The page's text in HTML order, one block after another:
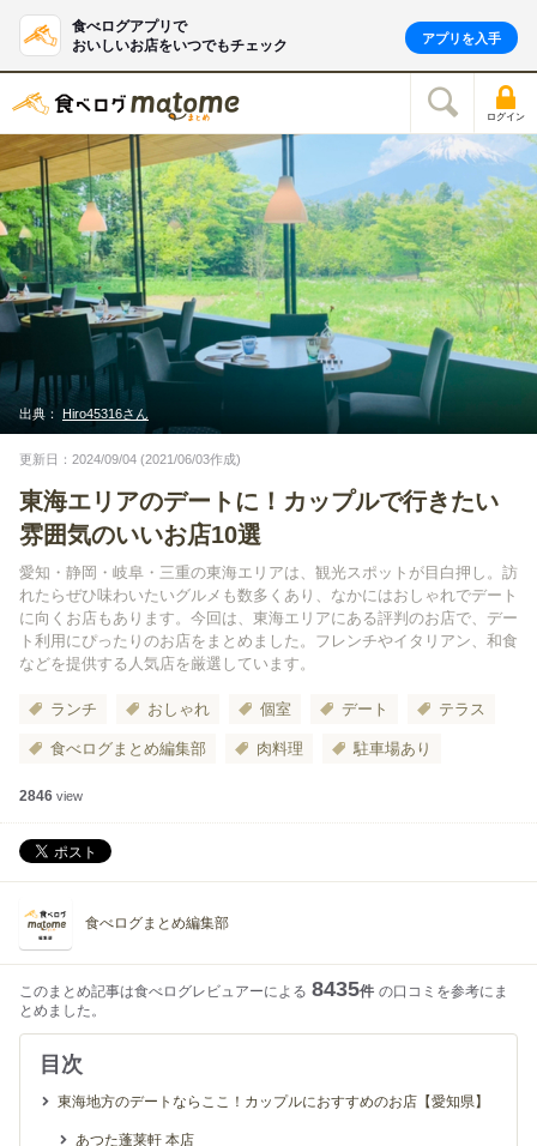
食べログアプリで
おいしいお店をいつでもチェック
アプリを入手
ログイン
出典： Hiro45316さん
更新日：2024/09/04 (2021/06/03作成)
東海エリアのデートに！カップルで行きたい
雰囲気のいいお店10選
愛知・静岡・岐阜・三重の東海エリアは、観光スポットが目白押し。訪
れたらぜひ味わいたいグルメも数多くあり、なかにはおしゃれでデート
に向くお店もあります。今回は、東海エリアにある評判のお店で、デー
ト利用にぴったりのお店をまとめました。フレンチやイタリアン、和食
などを提供する人気店を厳選しています。
ランチ おしゃれ 個室 デート テラス
食べログまとめ編集部 肉料理 駐車場あり
2846 view
食べログまとめ編集部
このまとめ記事は食べログレビュアーによる 8435件 の口コミを参考にま
とめました。
目次
東海地方のデートならここ！カップルにおすすめのお店【愛知県】
あつた蓬莱軒 本店